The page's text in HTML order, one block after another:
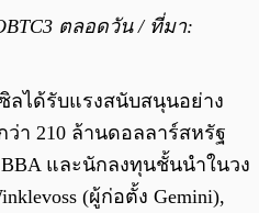
ตลอดวัน / ที่มา:
ลได้รับแรงสนับสนุนอย่าง
า 210 ล้านดอลลาร์สหรัฐ
และนักลงทุนชั้นนำในวง
(ผู้ก่อตั้ง Gemini),